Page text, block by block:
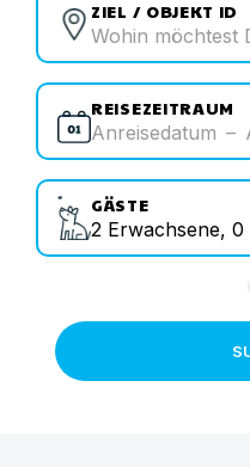
ZIEL / OBJEKT ID
REISEZEITRAUM
Anreisedatum –
GÄSTE
2 Erwachsene, 0